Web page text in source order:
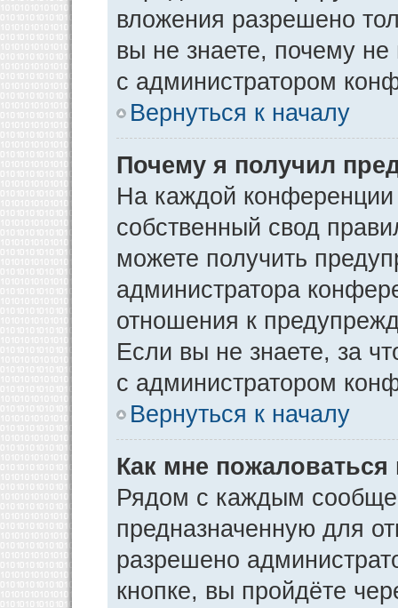
вложения разрешено
вы не знаете, почему
с администратором
Вернуться к началу
Почему я получил
На каждой конференции
собственный свод
можете получить
администратора
отношения к
Если вы не знаете, за
с администратором
Вернуться к началу
Как мне
Рядом с каждым
предназначенную для
разрешено
кнопке, вы пройдёте